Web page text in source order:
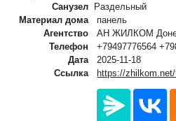
Санузел Раздельный
Материал дома
панель
Агентство
АН ЖИЛКОМ
Телефон
+79497776564
Дата
2025-11-18
Ссылка
https://